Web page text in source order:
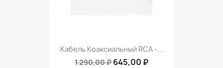
Кабель Коаксиальный RCA -...
1 290,00 ₽ 645,00 ₽